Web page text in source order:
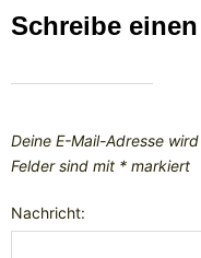
Schreibe
Deine E-Mail-Adresse
Felder sind mit * markiert
Nachricht: